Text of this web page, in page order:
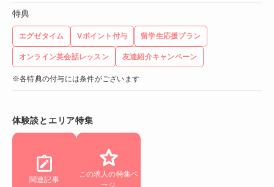
特典
エグゼタイム Vポイント付与 留学生応援プラン
オンライン英会話レッスン 友達紹介キャンペーン
※各特典の付与には条件がございます
体験談とエリア特集
関連記事
この求人の特集ペ
ージ